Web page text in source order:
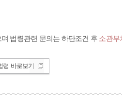
법령관련 문의는 하단조건 후 소관부
령 바로보기